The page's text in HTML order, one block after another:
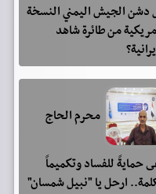
دشن الجيش اليمني النسخة
من طائرة شاهد
محرم الحاج
حمايةً للفساد وتكميماً
ارحل يا "نبيل شمسان"